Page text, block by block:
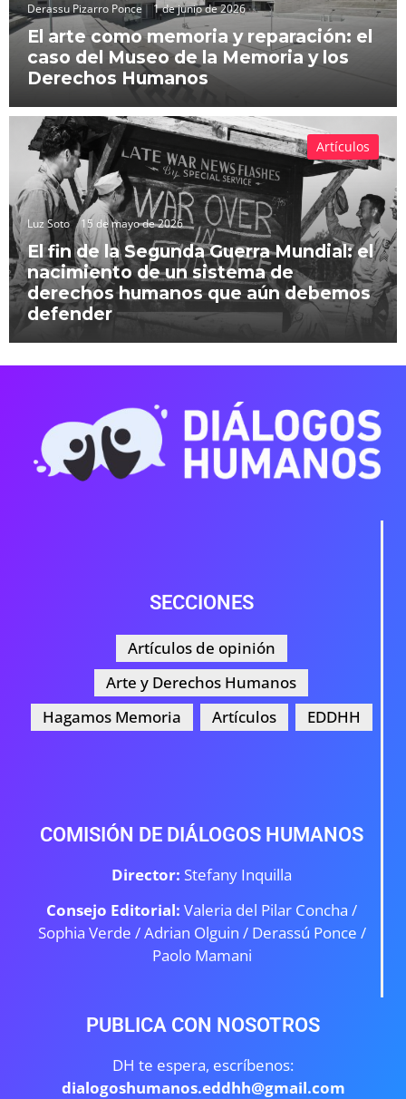
Derassu Pizarro Ponce 1 de junio de 2026
El arte como memoria y reparación: el
caso del Museo de la Memoria y los
Derechos Humanos
Luz Soto 15 de mayo de 2026
El fin de la Segunda Guerra Mundial: el
nacimiento de un sistema de
derechos humanos que aún debemos
defender
Artículos
SECCIONES
Artículos de opinión
Arte y Derechos Humanos
Hagamos Memoria
Artículos EDDHH
COMISIÓN DE DIÁLOGOS HUMANOS
Director: Stefany Inquilla
Consejo Editorial: Valeria del Pilar Concha /
Sophia Verde /Adrian Olguin / Derassú Ponce /
Paolo Mamani
PUBLICA CON NOSOTROS
DH te espera, escríbenos:
dialogoshumanos.eddhh@gmail.com